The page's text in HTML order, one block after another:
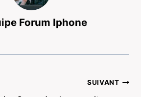
Forum Iphone
SUIVANT